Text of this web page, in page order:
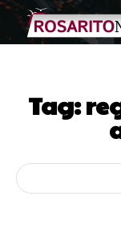
Tag: